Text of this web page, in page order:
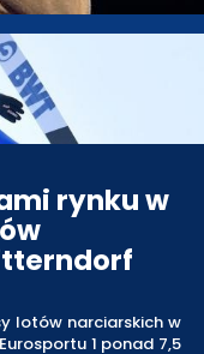
rynku w
lotów narciarskich w
1 ponad 7,5